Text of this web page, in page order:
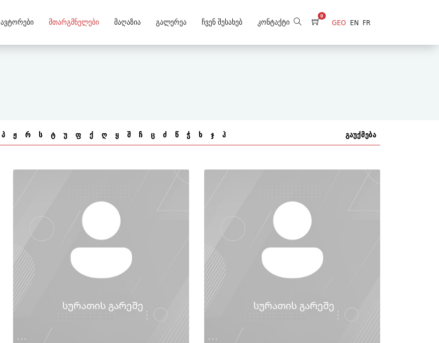
Ავტორები Მთარგმნელები Მაღაზია Გალერეა Ჩვენ Შესახებ Კონტაქტი
0
GEO EN FR
პ ჟ რ ს ტ უ ფ ქ ღ ყ შ ჩ ც ძ წ ჭ ხ ჯ ჰ გაუქმება